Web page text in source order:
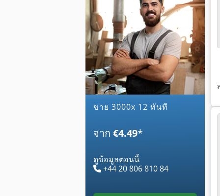
ขาย 3000x 12 ทันที
จาก €4.49*
ดูข้อมูลตอนนี้
+44 20 806 810 84